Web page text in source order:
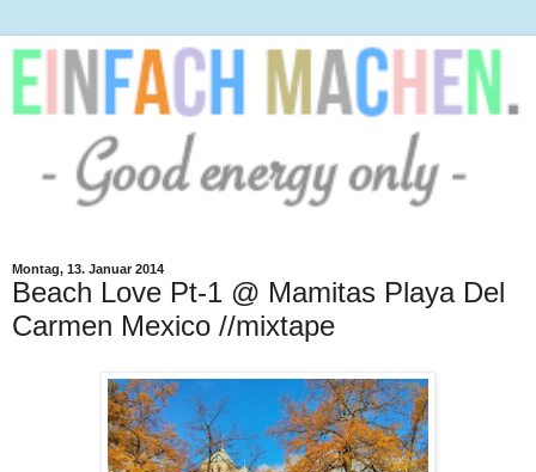
Montag, 13. Januar 2014
Beach Love Pt-1 @ Mamitas Playa Del
Carmen Mexico //mixtape